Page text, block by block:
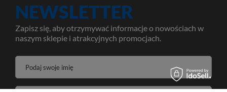
NEWSLETTER
Zapisz się, aby otrzymywać informacje o nowościach w
naszym sklepie i atrakcyjnych promocjach.
Podaj swoje imię